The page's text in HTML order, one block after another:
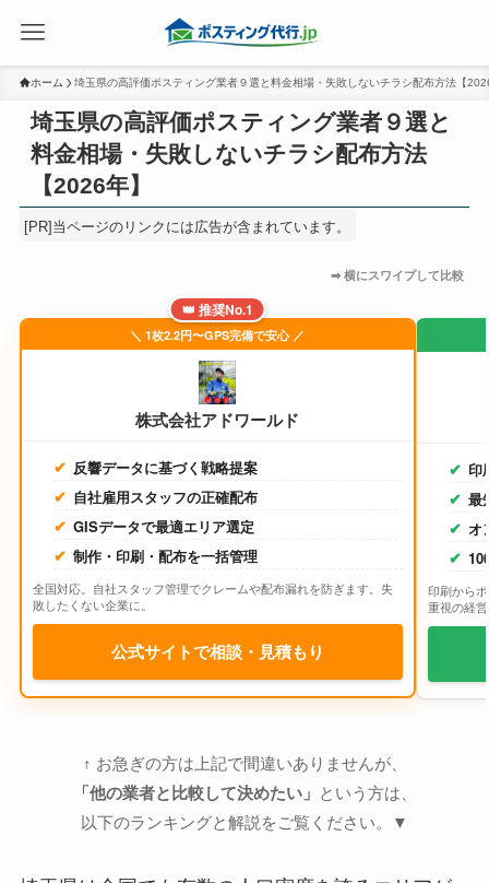
ホーム 埼玉県の高評価ポスティング業者９選と料金相場・失敗しないチラシ配布方法【
埼玉県の高評価ポスティング業者９選と
料金相場・失敗しないチラシ配布方法
【2026年】
[PR]当ページのリンクには広告が含まれています。
👑 推奨No.1
＼ 1枚2.2円〜GPS完備で安心 ／
株式会社アドワールド
反響データに基づく戦略提案
自社雇用スタッフの正確配布
GISデータで最適エリア選定
制作・印刷・配布を一括管理
全国対応。自社スタッフ管理でクレームや配布漏れを防ぎます。失
敗したくない企業に。
公式サイトで相談・見積もり
印
最
オ
印刷から
重視の経
↑ お急ぎの方は上記で間違いありませんが、
「他の業者と比較して決めたい」 という方は、
以下のランキングと解説をご覧ください。▼